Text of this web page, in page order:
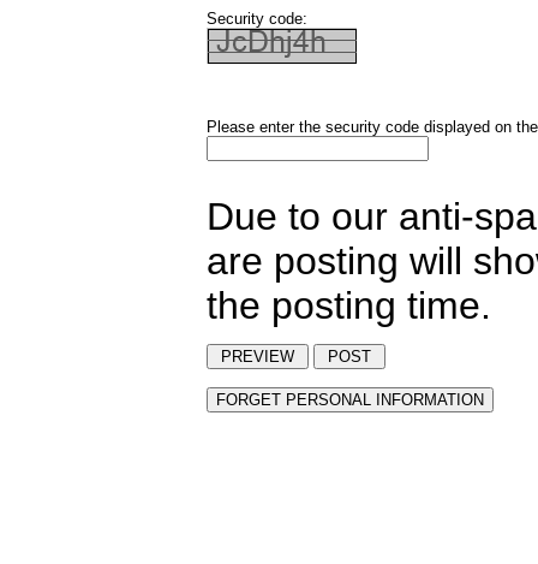
Security code:
Please enter the security code displayed on
Due to our anti-
are posting will
the posting time.